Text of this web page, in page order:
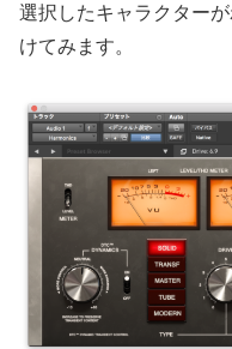
選択したキャラクター
けてみます。